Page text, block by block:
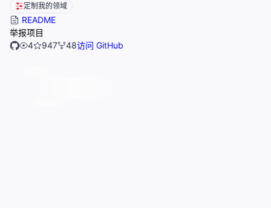
定制我的领域
README
举报项目
4
947 48访问 GitHub